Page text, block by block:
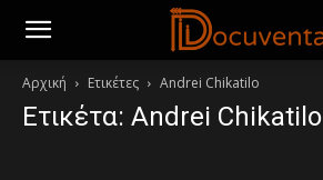
Αρχική Ετικέτες Andrei Chikatilo
Ετικέτα: Andrei Chikatilo